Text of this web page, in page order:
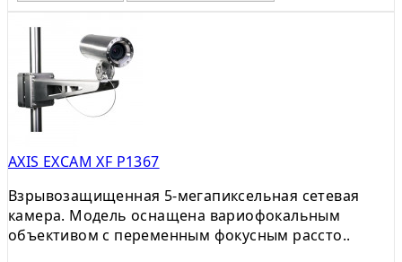
AXIS EXCAM XF P1367
Взрывозащищенная 5-мегапиксельная сетевая
камера. Модель оснащена вариофокальным
объективом с переменным фокусным рассто..